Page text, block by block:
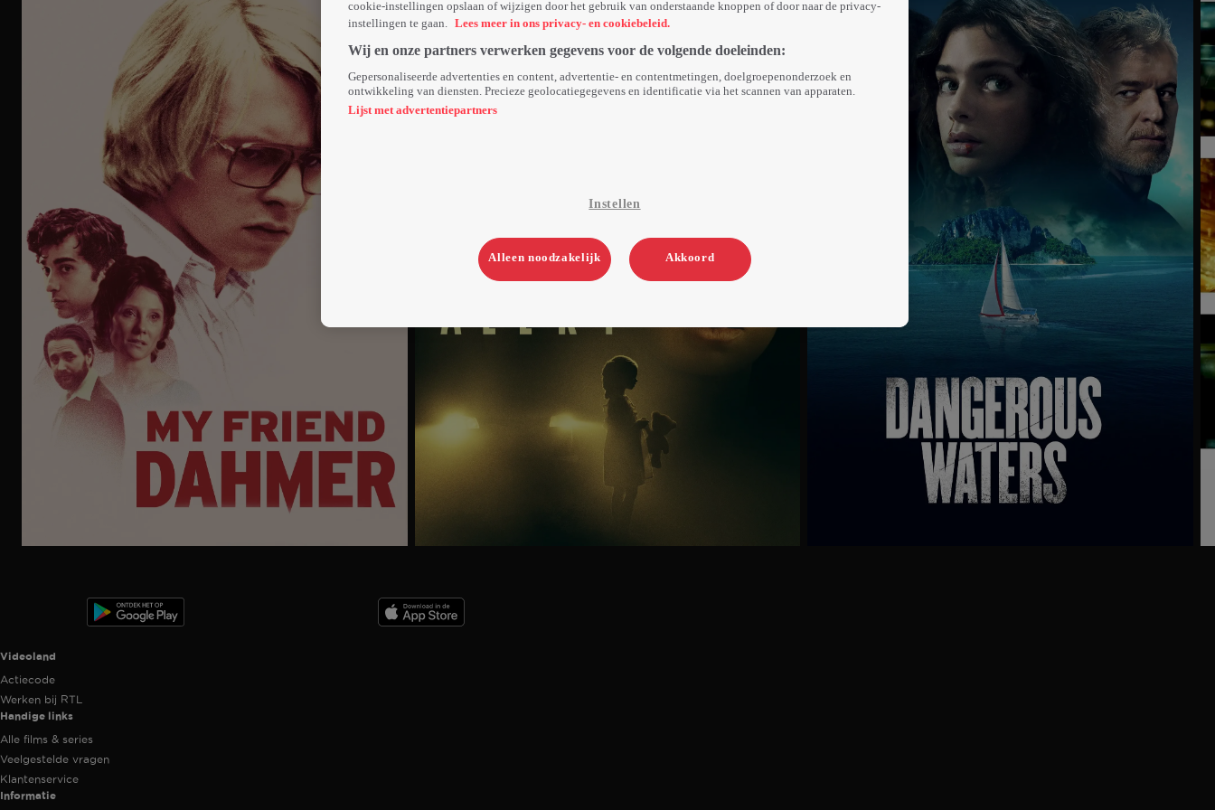
Videoland useful links.
Videoland
Actiecode
Werken bij RTL
Handige links
Alle films & series
Veelgestelde vragen
Klantenservice
Informatie
cookie-instellingen opslaan of wijzigen door het gebruik van onderstaande knoppen of door naar de privacy-
instellingen te gaan.
Lees meer in ons privacy- en cookiebeleid.
Wij en onze partners verwerken gegevens voor de volgende doeleinden:
Gepersonaliseerde advertenties en content, advertentie- en contentmetingen, doelgroepenonderzoek en
ontwikkeling van diensten. Precieze geolocatiegegevens en identificatie via het scannen van apparaten.
Lijst met advertentiepartners
Instellen
Alleen noodzakelijk Akkoord